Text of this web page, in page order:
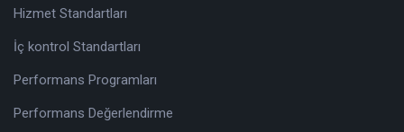
Hizmet Standartları
İç kontrol Standartları
Performans Programları
Performans Değerlendirme